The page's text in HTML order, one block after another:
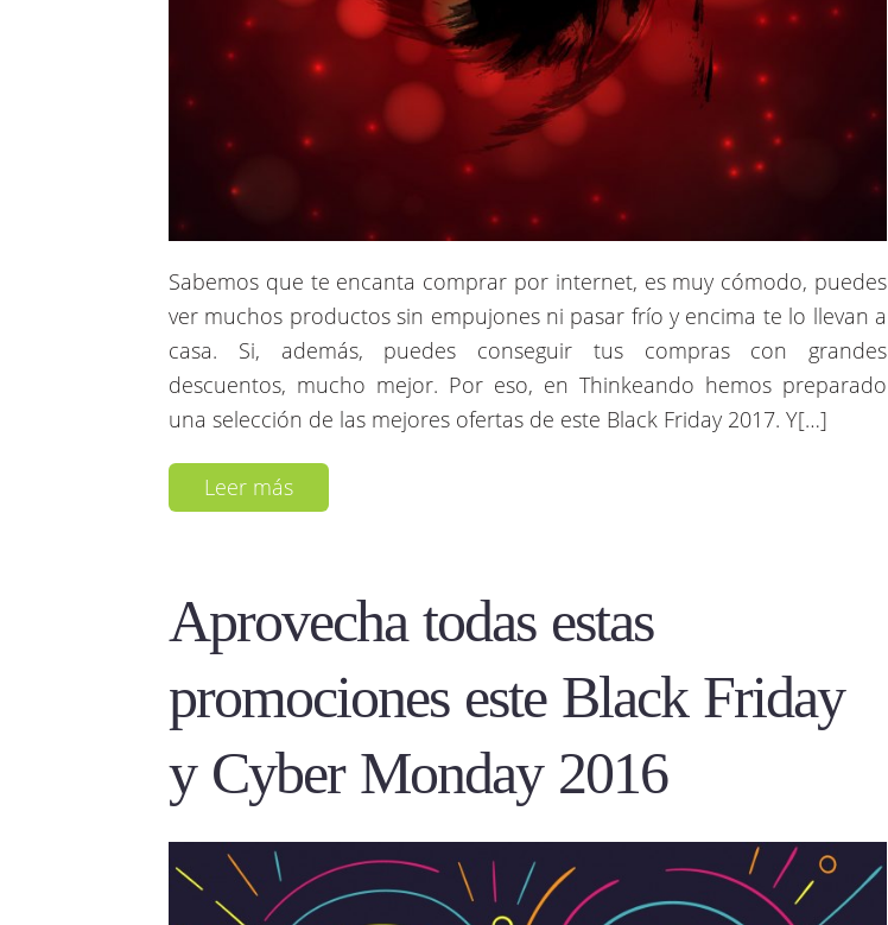
Sabemos que te encanta comprar por internet, es muy cómodo, puedes
ver muchos productos sin empujones ni pasar frío y encima te lo llevan a
casa. Si, además, puedes conseguir tus compras con grandes
descuentos, mucho mejor. Por eso, en Thinkeando hemos preparado
una selección de las mejores ofertas de este Black Friday 2017. Y[…]
Leer más
Aprovecha todas estas
promociones este Black Friday
y Cyber Monday 2016